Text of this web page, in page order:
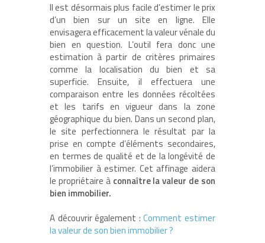
Il est désormais plus facile d’estimer le prix
d’un bien sur un site en ligne. Elle
envisagera efficacement la valeur vénale du
bien en question. L’outil fera donc une
estimation à partir de critères primaires
comme la localisation du bien et sa
superficie. Ensuite, il effectuera une
comparaison entre les données récoltées
et les tarifs en vigueur dans la zone
géographique du bien. Dans un second plan,
le site perfectionnera le résultat par la
prise en compte d’éléments secondaires,
en termes de qualité et de la longévité de
l’immobilier à estimer. Cet affinage aidera
le propriétaire à connaître la valeur de son
bien immobilier.
A découvrir également :Comment estimer
la valeur de son bien immobilier ?